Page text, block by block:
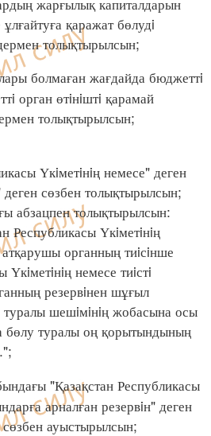
қаражат бөлудi
толықтырылсын;
болмаған жағдайда бюджеттi
орган өтiнiштi қарамай
толықтырылсын;
Үкiметiнiң немесе" деген
сөзбен толықтырылсын;
толықтырылсын:
Республикасы Үкiметiнiң
органның тиiсiнше
Үкiметiнiң немесе тиiстi
резервiнен шұғыл
шешiмiнiң жобасына осы
бөлу туралы оң қорытындының
"Қазақстан Республикасы
арналған резервiн" деген
сөзбен ауыстырылсын;